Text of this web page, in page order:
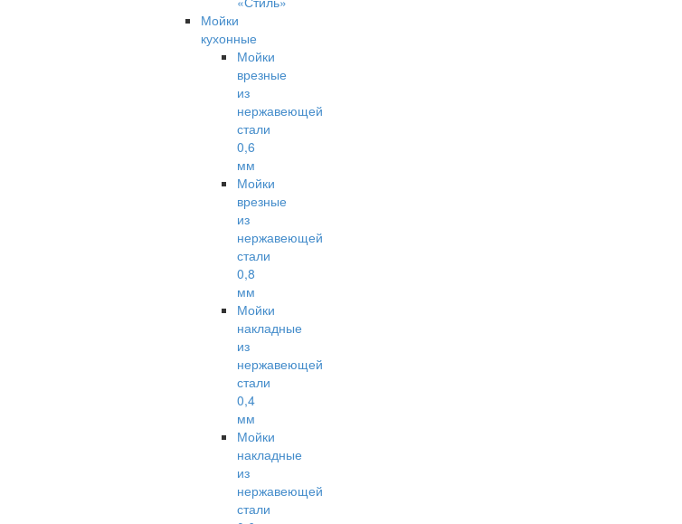
Мойки
кухонные
Мойки
врезные
из
нержавеющей
стали
0,6
мм
Мойки
врезные
из
нержавеющей
стали
0,8
мм
Мойки
накладные
из
нержавеющей
стали
0,4
мм
Мойки
накладные
из
нержавеющей
стали